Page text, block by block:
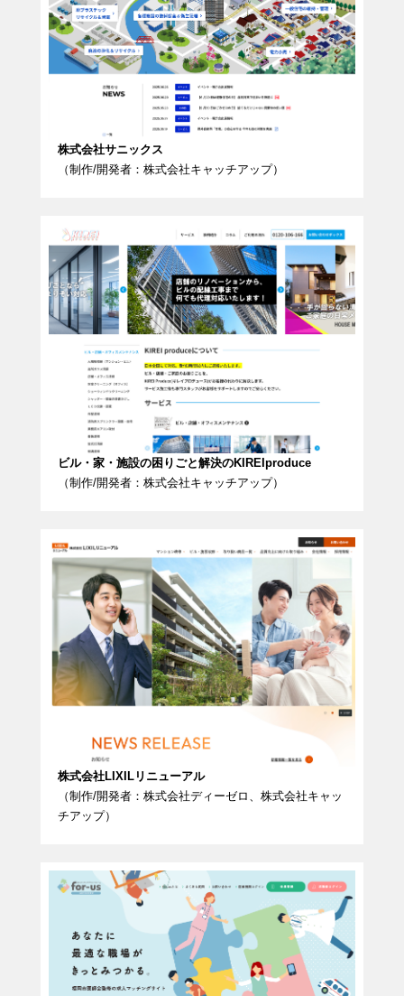
株式会社サニックス
（制作/開発者：株式会社キャッチアップ）
ビル・家・施設の困りごと解決のKIREIproduce
（制作/開発者：株式会社キャッチアップ）
株式会社LIXILリニューアル
（制作/開発者：株式会社ディーゼロ、株式会社キャッ
チアップ）